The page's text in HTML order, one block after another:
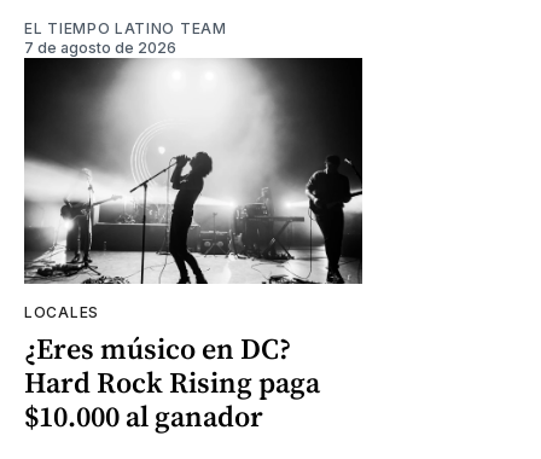
EL TIEMPO LATINO TEAM
7 de agosto de 2026
LOCALES
¿Eres músico en DC?
Hard Rock Rising paga
$10.000 al ganador